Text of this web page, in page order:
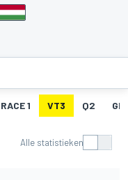
RACE 1 VT3 Q2
Alle statistieken